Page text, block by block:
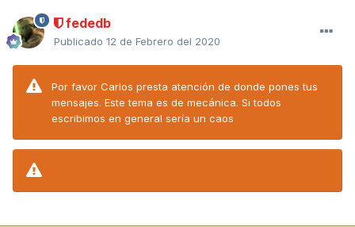
fededb
Publicado 12 de Febrero del 2020
Por favor Carlos presta atención de donde pones tus
mensajes. Este tema es de mecánica. Si todos
escribimos en general sería un caos